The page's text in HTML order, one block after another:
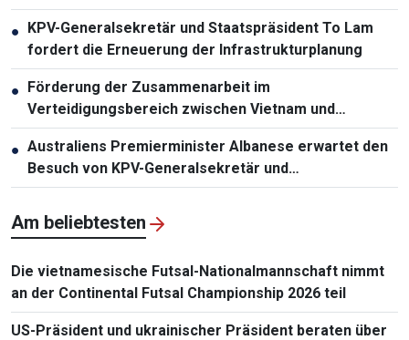
● KPV-Generalsekretär und Staatspräsident To Lam
fordert die Erneuerung der Infrastrukturplanung
● Förderung der Zusammenarbeit im
Verteidigungsbereich zwischen Vietnam und
Malaysia
● Australiens Premierminister Albanese erwartet den
Besuch von KPV-Generalsekretär und
Staatspräsident To Lam
Am beliebtesten
Die vietnamesische Futsal-Nationalmannschaft nimmt
an der Continental Futsal Championship 2026 teil
US-Präsident und ukrainischer Präsident beraten über